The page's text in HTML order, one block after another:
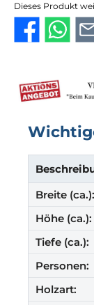
Dieses Produkt
Breite (ca.):
Höhe (ca.):
Tiefe (ca.):
Personen:
Holzart: